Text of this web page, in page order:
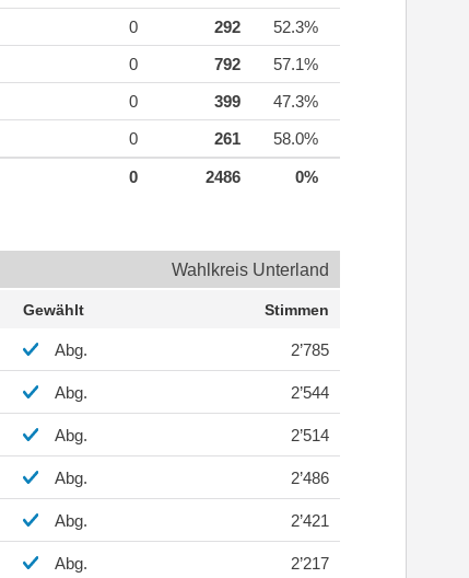
0 292
52.3%
0 792
57.1%
0 399
47.3%
0 261 58.0%
0 2486 0%
Wahlkreis Unterland
Gewählt Stimmen
Abg. 2’785
Abg. 2’544
Abg. 2’514
Abg. 2’486
Abg. 2’421
Abg. 2’217